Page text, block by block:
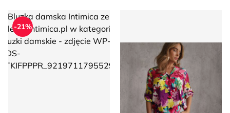
damska Intimica
-21%